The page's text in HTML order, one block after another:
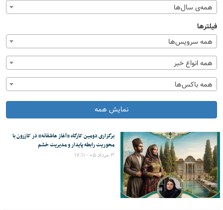
همه‌ی سال‌ها
فیلترها
همه سرویس‌ها
همه انواع خبر
همه باکس‌ها
نمایش همه
برگزاری دومین کارگاه «آغاز عاشقانه» در کازرون با
محوریت رابطه پایدار و مدیریت خشم
۳ مرداد ۰۵ - ۱۷:۱۱